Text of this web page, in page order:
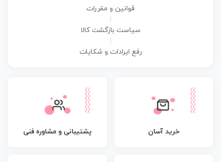
قوانین و مقررات
سیاست بازگشت کالا
رفع ایرادات و شکایات
خرید آسان پشتیبانی و مشاوره فنی